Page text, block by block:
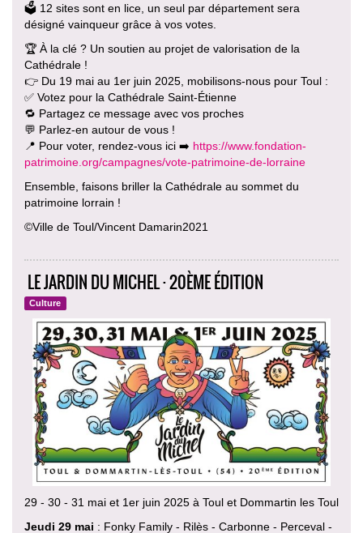
🗳️ 12 sites sont en lice, un seul par département sera
désigné vainqueur grâce à vos votes.
🏆 À la clé ? Un soutien au projet de valorisation de la
Cathédrale !
👉 Du 19 mai au 1er juin 2025, mobilisons-nous pour Toul :
✅ Votez pour la Cathédrale Saint-Étienne
🔁 Partagez ce message avec vos proches
💬 Parlez-en autour de vous !
📍 Pour voter, rendez-vous ici ➡️ https://www.fondation-
patrimoine.org/campagnes/vote-patrimoine-de-lorraine
Ensemble, faisons briller la Cathédrale au sommet du
patrimoine lorrain !
©Ville de Toul/Vincent Damarin2021
LE JARDIN DU MICHEL · 20ÈME ÉDITION
Culture
29 - 30 - 31 mai et 1er juin 2025 à Toul et Dommartin les Toul
Jeudi 29 mai : Fonky Family - Rilès - Carbonne - Perceval -